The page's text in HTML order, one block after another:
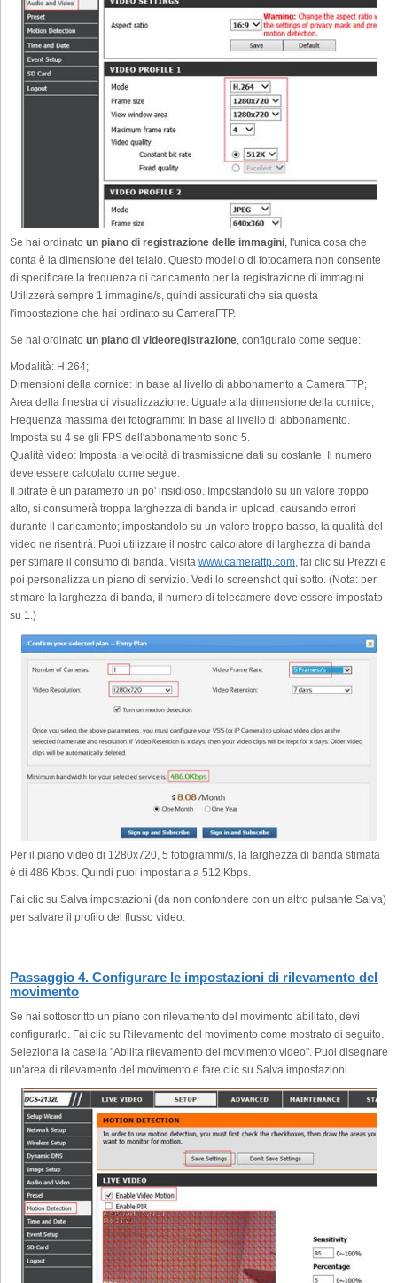
Se hai ordinato un piano di registrazione delle immagini, l'unica cosa che
conta è la dimensione del telaio. Questo modello di fotocamera non consente
di specificare la frequenza di caricamento per la registrazione di immagini.
Utilizzerà sempre 1 immagine/s, quindi assicurati che sia questa
l'impostazione che hai ordinato su CameraFTP.
Se hai ordinato un piano di videoregistrazione, configuralo come segue:
Modalità: H.264;
Dimensioni della cornice: In base al livello di abbonamento a CameraFTP;
Area della finestra di visualizzazione: Uguale alla dimensione della cornice;
Frequenza massima dei fotogrammi: In base al livello di abbonamento.
Imposta su 4 se gli FPS dell'abbonamento sono 5.
Qualità video: Imposta la velocità di trasmissione dati su costante. Il numero
deve essere calcolato come segue:
Il bitrate è un parametro un po' insidioso. Impostandolo su un valore troppo
alto, si consumerà troppa larghezza di banda in upload, causando errori
durante il caricamento; impostandolo su un valore troppo basso, la qualità del
video ne risentirà. Puoi utilizzare il nostro calcolatore di larghezza di banda
per stimare il consumo di banda. Visita www.cameraftp.com, fai clic su Prezzi e
poi personalizza un piano di servizio. Vedi lo screenshot qui sotto. (Nota: per
stimare la larghezza di banda, il numero di telecamere deve essere impostato
su 1.)
Per il piano video di 1280x720, 5 fotogrammi/s, la larghezza di banda stimata
è di 486 Kbps. Quindi puoi impostarla a 512 Kbps.
Fai clic su Salva impostazioni (da non confondere con un altro pulsante Salva)
per salvare il profilo del flusso video.
Passaggio 4. Configurare le impostazioni di rilevamento del
movimento
Se hai sottoscritto un piano con rilevamento del movimento abilitato, devi
configurarlo. Fai clic su Rilevamento del movimento come mostrato di seguito.
Seleziona la casella "Abilita rilevamento del movimento video". Puoi disegnare
un'area di rilevamento del movimento e fare clic su Salva impostazioni.